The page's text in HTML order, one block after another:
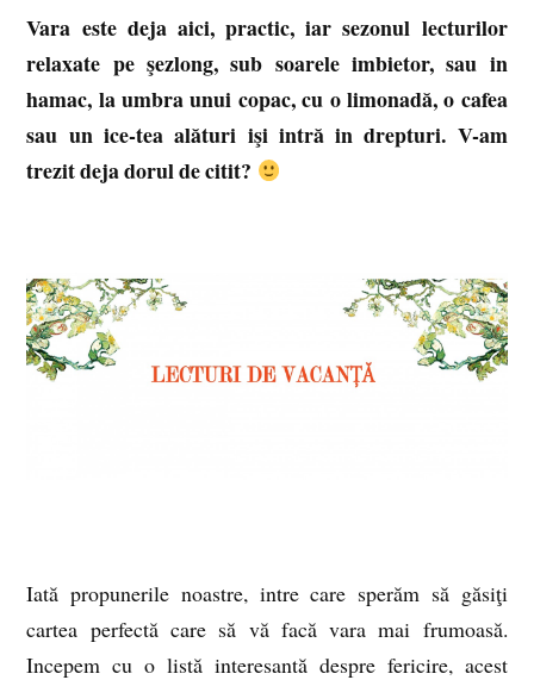
Vara este deja aici, practic, iar sezonul lecturilor
relaxate pe şezlong, sub soarele imbietor, sau in
hamac, la umbra unui copac, cu o limonadă, o cafea
sau un ice-tea alături işi intră in drepturi. V-am
trezit deja dorul de citit?
Iată propunerile noastre, intre care sperăm să găsiţi
cartea perfectă care să vă facă vara mai frumoasă.
Incepem cu o listă interesantă despre fericire, acest